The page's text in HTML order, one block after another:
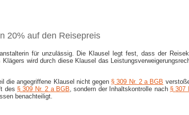
20% auf den Reisepreis
für unzulässig. Die Klausel legt fest, dass der
wird durch diese Klausel das
die angegriffene Klausel nicht gegen § 309 Nr. 2 a BGB
des § 309 Nr. 2 a BGB , sondern der Inhaltskontrolle nach §307
benachteiligt.